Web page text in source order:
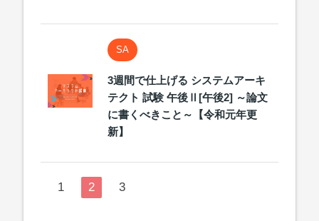
SA
3週間で仕上げる システムアーキ
テクト 試験 午後Ⅱ[午後2] ～論文
に書くべきこと～【令和元年更
新】
1 2 3